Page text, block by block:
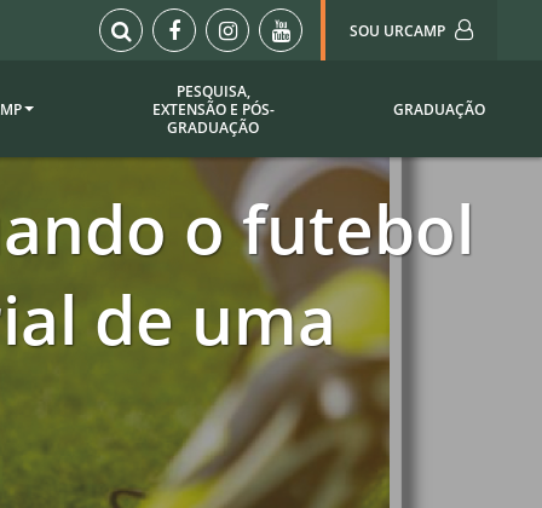
SOU URCAMP
Sou Urcamp (Portal)
Biblioteca
Biblioteca Virtual
Enade Urcamp
Intranet
Plataforma Moodle
Setor de Registros
Webdiário
Taborda
de
/
Institucional
PESQUISA,
EXTENSÃO E PÓS-
GRADUAÇÃO
GRADUAÇÃO
o futebol
de uma